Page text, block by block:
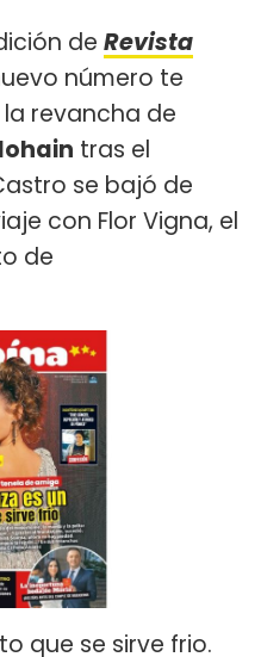
de Revista
número te
revancha de
tras el
se bajó de
con Flor Vigna, el
de
que se sirve frio.